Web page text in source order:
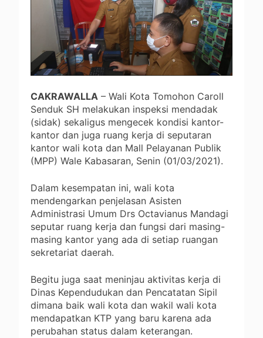
CAKRAWALLA – Wali Kota Tomohon Caroll
Senduk SH melakukan inspeksi mendadak
(sidak) sekaligus mengecek kondisi kantor-
kantor dan juga ruang kerja di seputaran
kantor wali kota dan Mall Pelayanan Publik
(MPP) Wale Kabasaran, Senin (01/03/2021).
Dalam kesempatan ini, wali kota
mendengarkan penjelasan Asisten
Administrasi Umum Drs Octavianus Mandagi
seputar ruang kerja dan fungsi dari masing-
masing kantor yang ada di setiap ruangan
sekretariat daerah.
Begitu juga saat meninjau aktivitas kerja di
Dinas Kependudukan dan Pencatatan Sipil
dimana baik wali kota dan wakil wali kota
mendapatkan KTP yang baru karena ada
perubahan status dalam keterangan.